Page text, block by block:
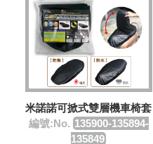
米諾諾可掀式雙層機車椅套
編號:No. 135900-135894-
135849